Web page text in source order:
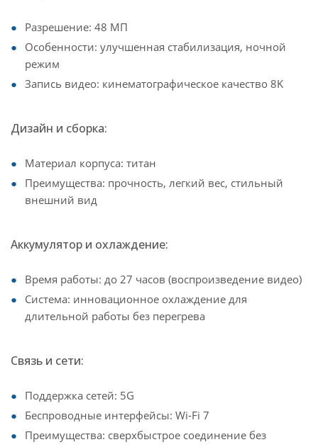
Разрешение: 48 МП
Особенности: улучшенная стабилизация, ночной
режим
Запись видео: кинематографическое качество 8K
Дизайн и сборка:
Материал корпуса: титан
Преимущества: прочность, легкий вес, стильный
внешний вид
Аккумулятор и охлаждение:
Время работы: до 27 часов (воспроизведение видео)
Система: инновационное охлаждение для
длительной работы без перегрева
Связь и сети:
Поддержка сетей: 5G
Беспроводные интерфейсы: Wi-Fi 7
Преимущества: сверхбыстрое соединение без